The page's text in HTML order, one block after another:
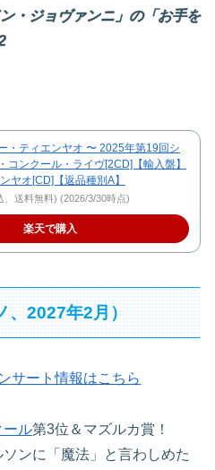
・ジョヴァンニ」の「お手を
・ティエンヤオ 〜 2025年第19回シ
コンクール・ライヴ[2CD]【輸入盤】
ヤオ[CD]【返品種別A】
、送料無料) (2026/3/30時点)
楽天で購入
、2027年2月）
サート情報はこちら
ール第3位＆マズルカ賞！
ンに「魔法」と言わしめた